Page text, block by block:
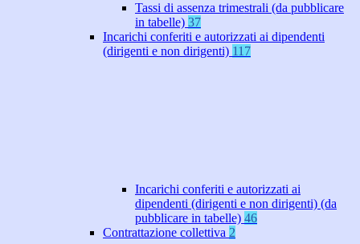
Tassi di assenza trimestrali (da pubblicare
in tabelle) 37
Incarichi conferiti e autorizzati ai dipendenti
(dirigenti e non dirigenti) 117
Incarichi conferiti e autorizzati ai
dipendenti (dirigenti e non dirigenti) (da
pubblicare in tabelle) 46
Contrattazione collettiva 2